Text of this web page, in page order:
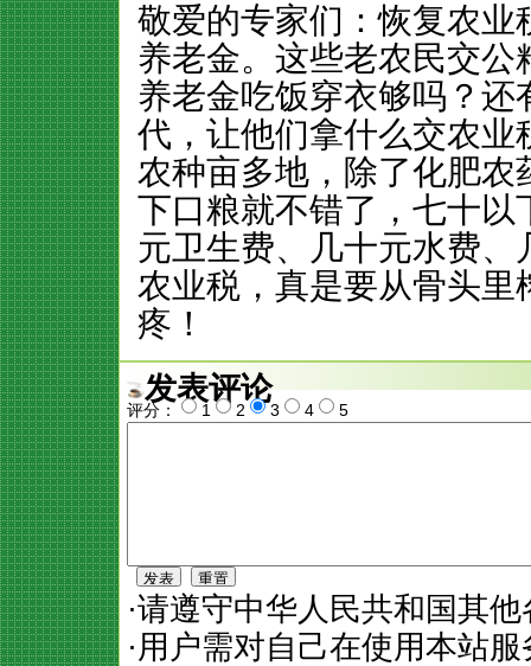
敬爱的专家们：恢复农
养老金。这些老农民交
养老金吃饭穿衣够吗？
代，让他们拿什么交农
农种亩多地，除了化肥
下口粮就不错了，七十
元卫生费、几十元水费
农业税，真是要从骨头
疼！
发表评论
评分： 1 2 3 4 5
·请遵守中华人民共和国其
·用户需对自己在使用本站